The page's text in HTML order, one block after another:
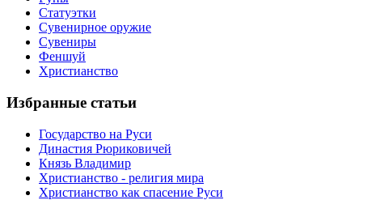
Статуэтки
Сувенирное оружие
Сувениры
Феншуй
Христианство
Избранные статьи
Государство на Руси
Династия Рюриковичей
Князь Владимир
Христианство - религия мира
Христианство как спасение Руси